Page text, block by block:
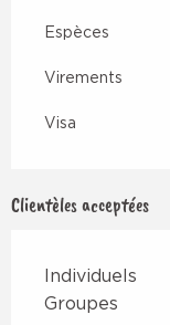
Espèces
Virements
Visa
Clientèles acceptées
Individuels
Groupes